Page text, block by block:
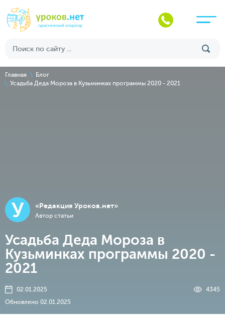
Главная
Блог
Усадьба Деда Мороза в Кузьминках программы 2020 - 2021
У «Редакция Уроков.нет»
Автор статьи
Усадьба Деда Мороза в
Кузьминках программы 2020 -
2021
02.01.2025
4345
Обновлено 02.01.2025